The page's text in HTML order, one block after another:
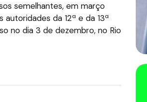
semelhantes, em março
da 12ª e da 13ª
no dia 3 de dezembro, no Rio